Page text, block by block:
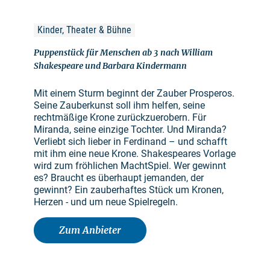
Kinder, Theater & Bühne
Puppenstück für Menschen ab 3 nach William
Shakespeare und Barbara Kindermann
Mit einem Sturm beginnt der Zauber Prosperos.
Seine Zauberkunst soll ihm helfen, seine
rechtmäßige Krone zurückzuerobern. Für
Miranda, seine einzige Tochter. Und Miranda?
Verliebt sich lieber in Ferdinand – und schafft
mit ihm eine neue Krone. Shakespeares Vorlage
wird zum fröhlichen MachtSpiel. Wer gewinnt
es? Braucht es überhaupt jemanden, der
gewinnt? Ein zauberhaftes Stück um Kronen,
Herzen - und um neue Spielregeln.
Zum Anbieter